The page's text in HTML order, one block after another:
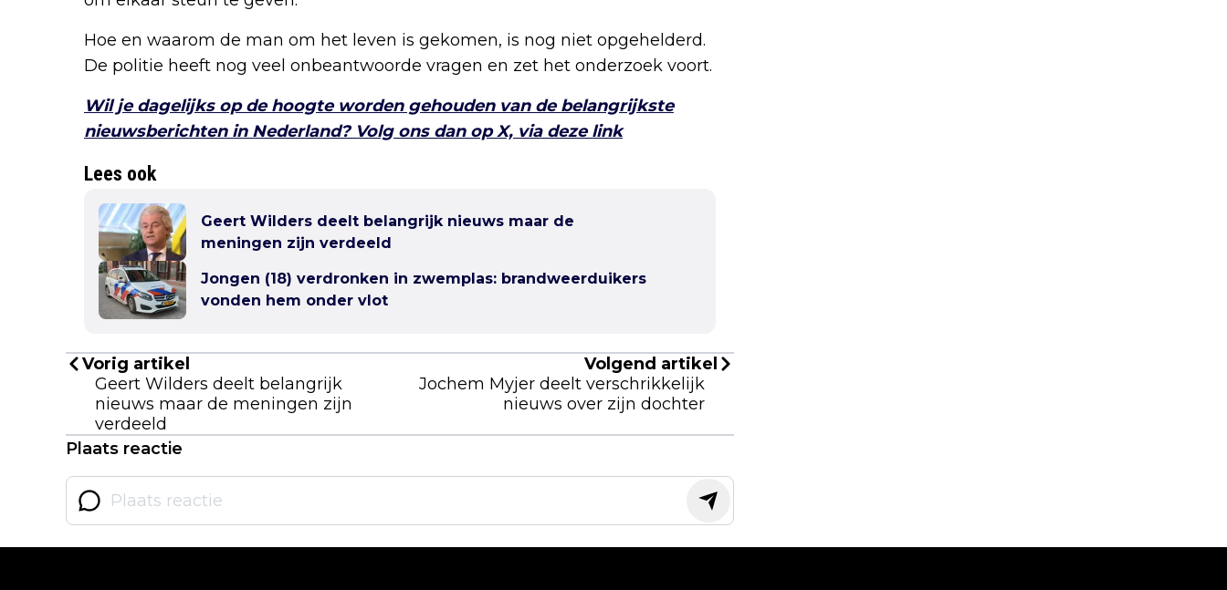
Hoe en waarom de man om het leven is gekomen, is nog niet opgehelderd.
De politie heeft nog veel onbeantwoorde vragen en zet het onderzoek voort.
Wil je dagelijks op de hoogte worden gehouden van de belangrijkste
nieuwsberichten in Nederland? Volg ons dan op X, via deze link
Lees ook
Geert Wilders deelt belangrijk nieuws maar de
meningen zijn verdeeld
Jongen (18) verdronken in zwemplas: brandweerduikers
vonden hem onder vlot
Vorig artikel
Geert Wilders deelt belangrijk
nieuws maar de meningen zijn
verdeeld
Volgend artikel
Jochem Myjer deelt verschrikkelijk
nieuws over zijn dochter
Plaats reactie